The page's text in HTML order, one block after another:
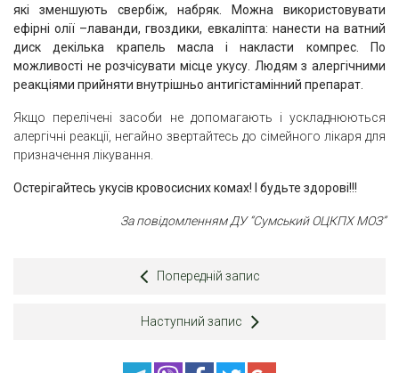
які зменшують свербіж, набряк.
Можна використовувати
ефірні олії –лаванди, гвоздики, евкаліпта: нанести на ватний
диск декілька крапель масла і накласти компрес. По
можливості не розчісувати місце укусу. Людям з алергічними
реакціями прийняти внутрішньо антигістамінний препарат.
Якщо перелічені засоби не допомагають і ускладнюються
алергічні реакції, негайно звертайтесь до сімейного лікаря для
призначення лікування.
Остерігайтесь укусів кровосисних комах! І будьте здорові!!!
За повідомленням ДУ “Сумський ОЦКПХ МОЗ”
Попередній запис
Наступний запис